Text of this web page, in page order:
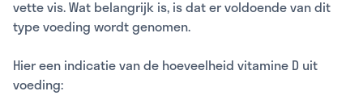
vette vis. Wat belangrijk is, is dat er voldoende van dit
type voeding wordt genomen.
Hier een indicatie van de hoeveelheid vitamine D uit
voeding: